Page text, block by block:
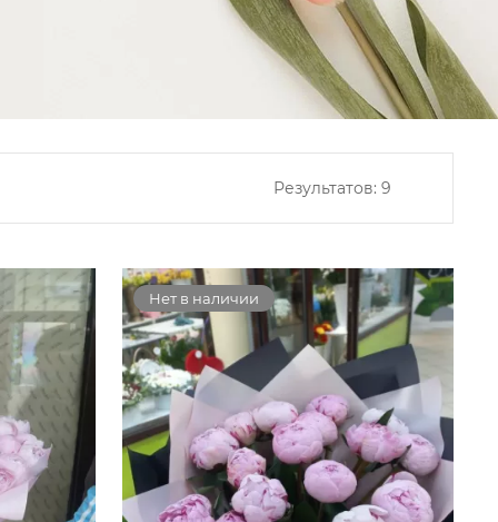
Результатов: 9
Нет в наличии